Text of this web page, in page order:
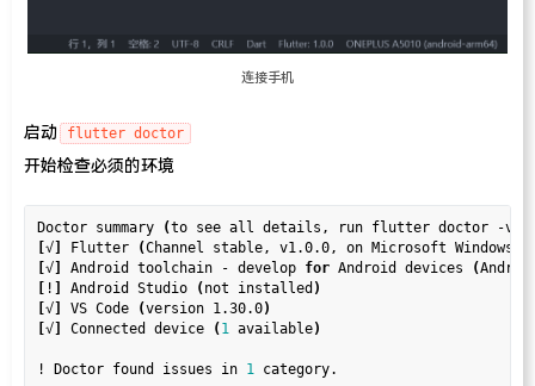
连接手机
启动 flutter doctor
开始检查必须的环境
Doctor summary (to see all details, run flutter doctor -v
[√] Flutter (Channel stable, v1.0.0, on Microsoft Windows
[√] Android toolchain - develop for Android devices (
[ ! ] Android Studio (not installed )
[√] VS Code (version 1.30.0)
[√] Connected device (1 available)
! Doctor found issues in 1